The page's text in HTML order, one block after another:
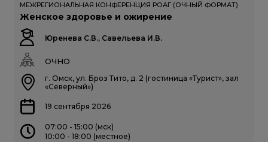
МЕЖРЕГИОНАЛЬНАЯ КОНФЕРЕНЦИЯ РОАГ (ОЧНЫЙ ФОРМАТ)
Женское здоровье и ожирение
Юренева С.В., Савельева И.В.
ОЧНО
г. Омск, ул. Броз Тито, д. 2 (гостиница «Турист», зал
«Северный»)
19 сентября 2026
07:00 - 15:00 (мск)
10:00 - 18:00 (местное)